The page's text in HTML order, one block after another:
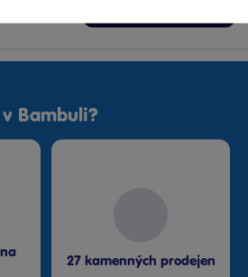
Bambuli?
27 kamenných prodejen